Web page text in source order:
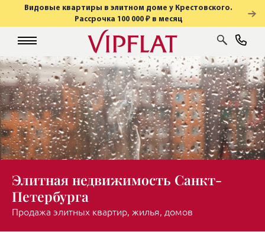
Видовые квартиры в элитном доме у Крестовского.
Рассрочка 100 000 ₽ в месяц
Элитная недвижимость Санкт-
Петербурга
Продажа элитных квартир, жилья, домов